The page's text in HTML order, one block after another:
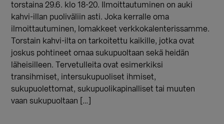
torstaina 29.6. klo 18-20. Ilmoittautuminen on auki
kahvi-illan puoliväliin asti. Joka kerralle oma
ilmoittautuminen, lomakkeet verkkokalenterissamme.
Torstain kahvi-ilta on tarkoitettu kaikille, jotka ovat
joskus pohtineet omaa sukupuoltaan sekä heidän
läheisilleen. Tervetulleita ovat esimerkiksi
transihmiset, intersukupuoliset ihmiset,
sukupuolettomat, sukupuolikapinalliset tai muuten
vaan sukupuoltaan […]